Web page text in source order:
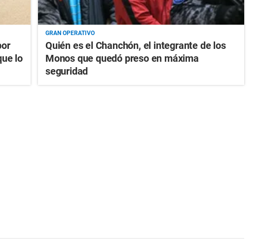
lo
GRAN OPERATIVO
Quién es el Chanchón, el integrante de los
Monos que quedó preso en máxima
seguridad